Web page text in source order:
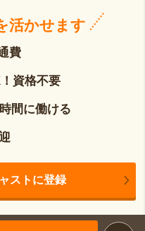
活かせます
費
資格不要
間に働ける
ストに登録